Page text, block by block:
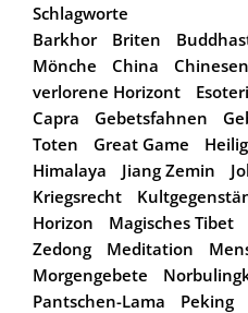
Schlagworte
Barkhor
Briten
Mönche
China Chinesen
verlorene Horizont
Capra
Gebetsfahnen
Toten
Great Game
Himalaya
Jiang Zemin
Kriegsrecht
Horizon
Magisches Tibet
Zedong
Meditation
Morgengebete
Pantschen-Lama
Peking